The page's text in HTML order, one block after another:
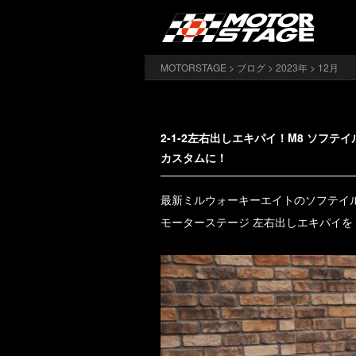
MOTORSTAGE > ブログ > 2023年 > 12月
2-1-2左右出しエキパイ！M8 ソフテ
カスタムに！
最新ミルウォーキーエイトのソフテ
モーターステージ 左右出しエキパイ